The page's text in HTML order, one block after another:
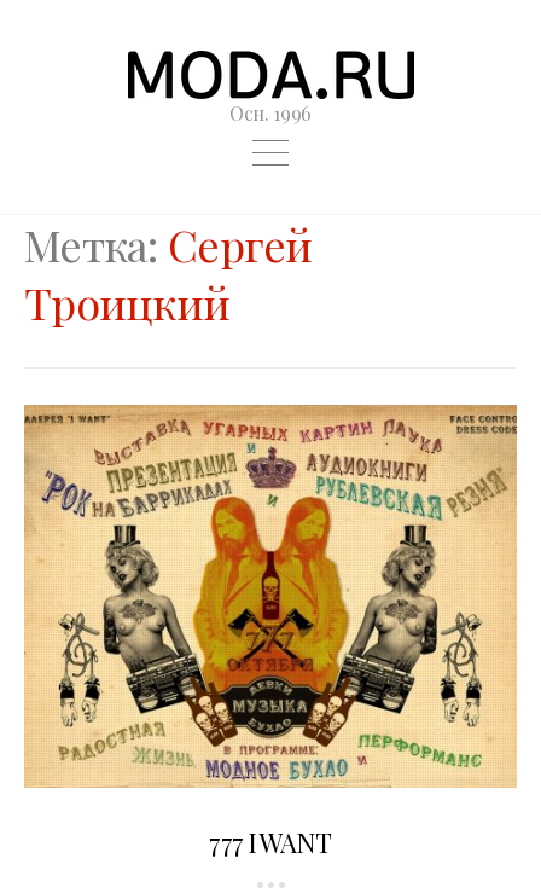
Осн. 1996
Метка: Сергей
Троицкий
777 I WANT